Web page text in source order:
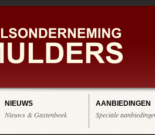
NIEUWS
Nieuws & Gastenboek
AANBIEDINGEN
Speciale